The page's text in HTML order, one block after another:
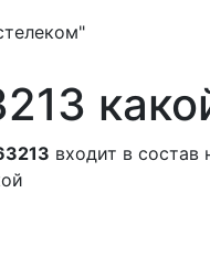
входит в состав